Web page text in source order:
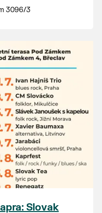
3096/3
Slovak